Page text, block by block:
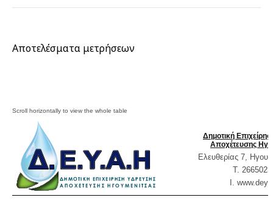
Αποτελέσματα μετρήσεων
Δημοτική
Αποχέτευσης
Ελευθερίας 7,
T.
Ι. www.